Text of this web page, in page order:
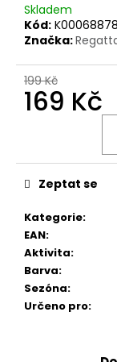
Skladem
Kód: K00068878
Značka:
199 Kč
169 Kč
Kategorie:
EAN:
Aktivita:
Barva:
Sezóna:
Určeno pro:
Zeptat se
u
č
u